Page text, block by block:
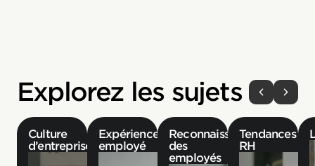
Explorez les sujets
Culture
d’entreprise
Expérience
employé
Reconnaissance
des
employés
Tendances
RH